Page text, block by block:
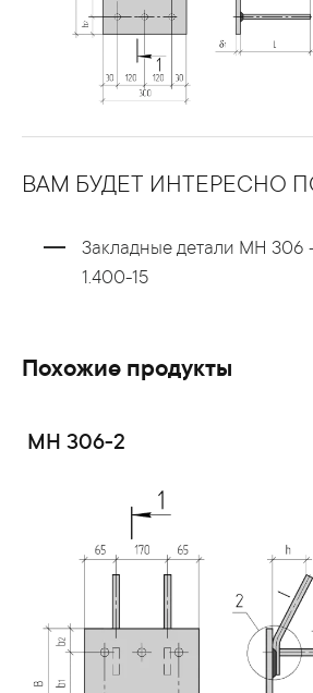
ВАМ БУДЕТ ИНТЕРЕСНО
Закладные детали МН 306
1.400-15
Похожие продукты
МН 306-2